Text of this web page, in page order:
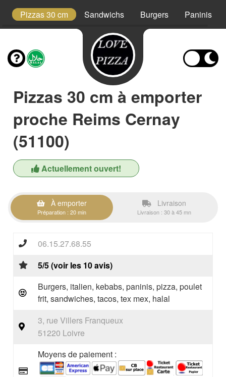
Pizzas 30 cm Sandwichs Burgers Paninis
Pizzas 30 cm à emporter
proche Reims Cernay
(51100)
Actuellement ouvert!
À emporter
Préparation : 20 min
Livraison
Livraison : 30 à 45 mn
06.15.27.68.55
5/5 (voir les 10 avis)
Burgers, italien, kebabs, paninis, pizza, poulet
frit, sandwiches, tacos, tex mex, halal
3, rue Villers Franqueux
51220 Loivre
Moyens de paiement :